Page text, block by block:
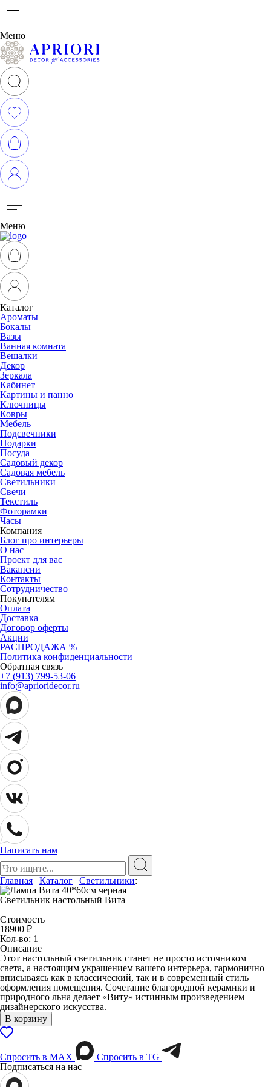
Меню
Меню
Каталог
Ароматы
Бокалы
Вазы
Ванная комната
Вешалки
Декор
Зеркала
Кабинет
Картины и панно
Ключницы
Ковры
Мебель
Подсвечники
Подарки
Посуда
Садовый декор
Садовая мебель
Светильники
Свечи
Текстиль
Фоторамки
Часы
Компания
Блог про интерьеры
О нас
Проект для вас
Вакансии
Контакты
Сотрудничество
Покупателям
Оплата
Доставка
Договор оферты
Акции
РАСПРОДАЖА %
Политика конфиденциальности
Обратная связь
+7 (913) 799-53-06
info@aprioridecor.ru
Написать нам
Поиск:
Главная | Каталог | Светильники:
Светильник настольный Вита
Стоимость
18900 ₽
Кол-во: 1
Описание
Этот настольный светильник станет не просто источником
света, а настоящим украшением вашего интерьера, гармонично
вписываясь как в классический, так и в современный стиль
оформления помещения. Сочетание благородной керамики и
природного льна делает «Виту» истинным произведением
дизайнерского искусства.
В корзину
Спросить в МАХ
Спросить в TG
Подписаться на нас